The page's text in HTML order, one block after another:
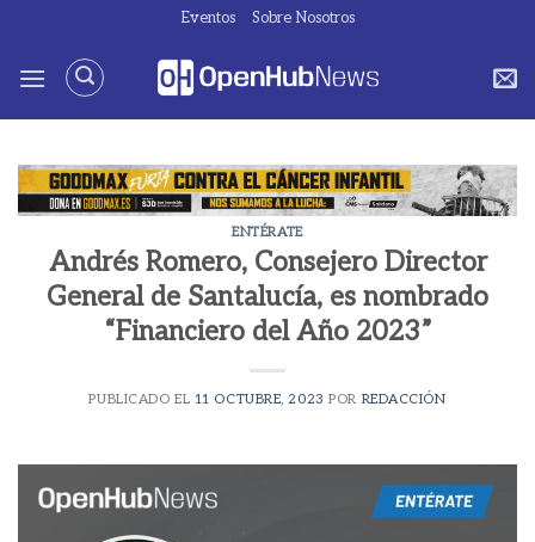
contenido
Eventos Sobre Nosotros
ENTÉRATE
Andrés Romero, Consejero Director
General de Santalucía, es nombrado
“Financiero del Año 2023”
PUBLICADO EL 11 OCTUBRE, 2023 POR REDACCIÓN